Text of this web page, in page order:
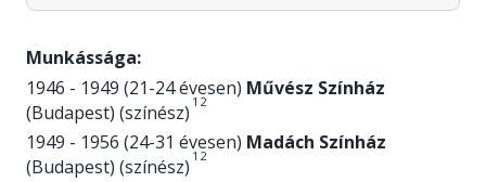
Munkássága:
1946 - 1949 (21-24 évesen) Művész Színház
(Budapest) (színész) 1 2
1949 - 1956 (24-31 évesen) Madách Színház
(Budapest) (színész) 1 2